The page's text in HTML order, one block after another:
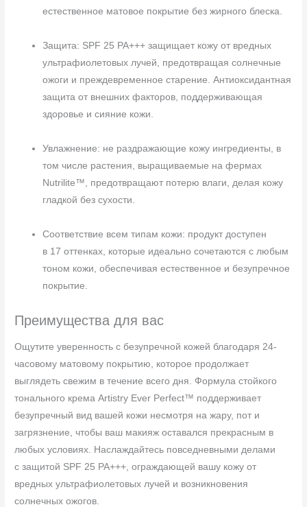
естественное матовое покрытие без жирного блеска.
Защита: SPF 25 PA+++ защищает кожу от вредных
ультрафиолетовых лучей, предотвращая солнечные
ожоги и преждевременное старение. Антиоксидантная
защита от внешних факторов, поддерживающая
здоровье и сияние кожи.
Увлажнение: не раздражающие кожу ингредиенты, в
том числе растения, выращиваемые на фермах
Nutrilite™, предотвращают потерю влаги, делая кожу
гладкой без сухости.
Соответствие всем типам кожи: продукт доступен
в 17 оттенках, которые идеально сочетаются с любым
тоном кожи, обеспечивая естественное и безупречное
покрытие.
Преимущества для вас
Ощутите уверенность с безупречной кожей благодаря 24-
часовому матовому покрытию, которое продолжает
выглядеть свежим в течение всего дня. Формула стойкого
тонального крема Artistry Ever Perfect™ поддерживает
безупречный вид вашей кожи несмотря на жару, пот и
загрязнение, чтобы ваш макияж оставался прекрасным в
любых условиях. Наслаждайтесь повседневными делами
с защитой SPF 25 PA+++, ограждающей вашу кожу от
вредных ультрафиолетовых лучей и возникновения
солнечных ожогов.